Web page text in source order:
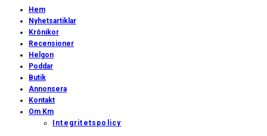
Hem
Nyhetsartiklar
Krönikor
Recensioner
Helgon
Poddar
Butik
Annonsera
Kontakt
Om Km
Integritetspolicy